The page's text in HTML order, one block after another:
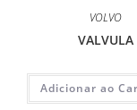
VOLVO
VALVULA
Adicionar ao